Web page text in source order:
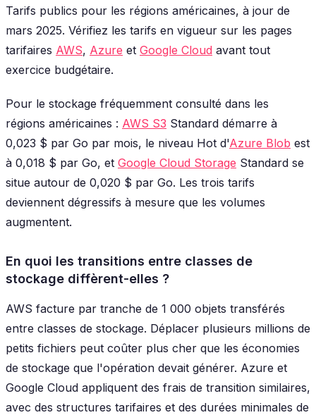
Tarifs publics pour les régions américaines, à jour de
mars 2025. Vérifiez les tarifs en vigueur sur les pages
tarifaires AWS, Azure et Google Cloud avant tout
exercice budgétaire.
Pour le stockage fréquemment consulté dans les
régions américaines : AWS S3 Standard démarre à
0,023 $ par Go par mois, le niveau Hot d'Azure Blob est
à 0,018 $ par Go, et Google Cloud Storage Standard se
situe autour de 0,020 $ par Go. Les trois tarifs
deviennent dégressifs à mesure que les volumes
augmentent.
En quoi les transitions entre classes de
stockage diffèrent-elles ?
AWS facture par tranche de 1 000 objets transférés
entre classes de stockage. Déplacer plusieurs millions de
petits fichiers peut coûter plus cher que les économies
de stockage que l'opération devait générer. Azure et
Google Cloud appliquent des frais de transition similaires,
avec des structures tarifaires et des durées minimales de